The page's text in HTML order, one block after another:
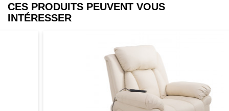
CES PRODUITS PEUVENT VOUS
INTÉRESSER